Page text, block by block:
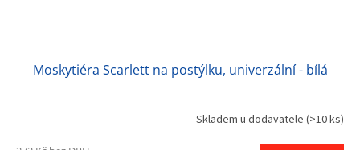
Moskytiéra Scarlett na postýlku, univerzální - bílá
Skladem u dodavatele (>10 ks)